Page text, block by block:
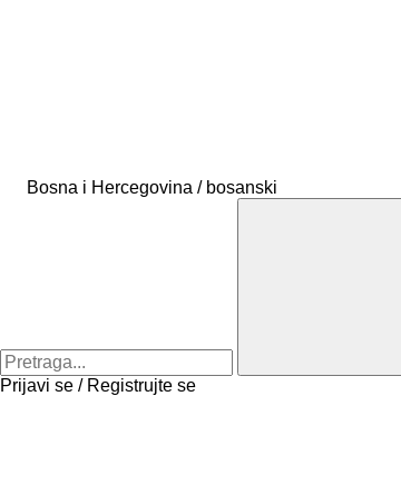
Bosna i Hercegovina / bosanski
Prijavi se / Registrujte se